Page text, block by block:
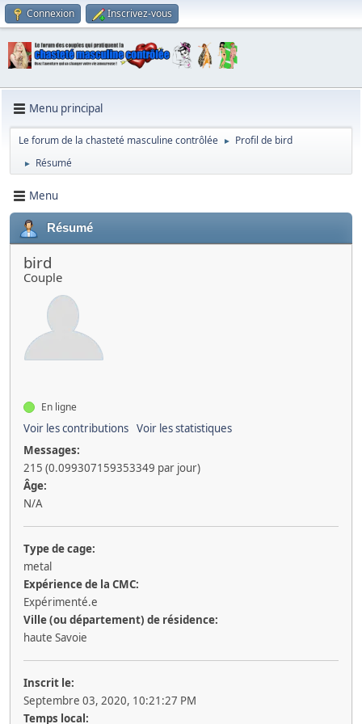
Connexion Inscrivez-vous
Menu principal
Le forum de la chasteté masculine contrôlée ► Profil de bird
► Résumé
Menu
Résumé
bird
Couple
En ligne
Voir les contributions Voir les statistiques
Messages:
215 (0.099307159353349 par jour)
Âge:
N/A
Type de cage:
metal
Expérience de la CMC:
Expérimenté.e
Ville (ou département) de résidence:
haute Savoie
Inscrit le:
Septembre 03, 2020, 10:21:27 PM
Temps local: